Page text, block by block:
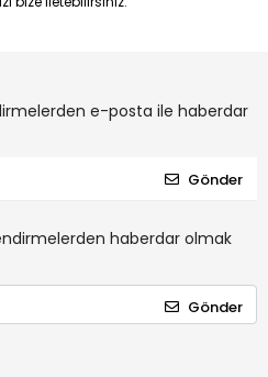
e-posta ile haberdar
Gönder
haberdar olmak
Gönder